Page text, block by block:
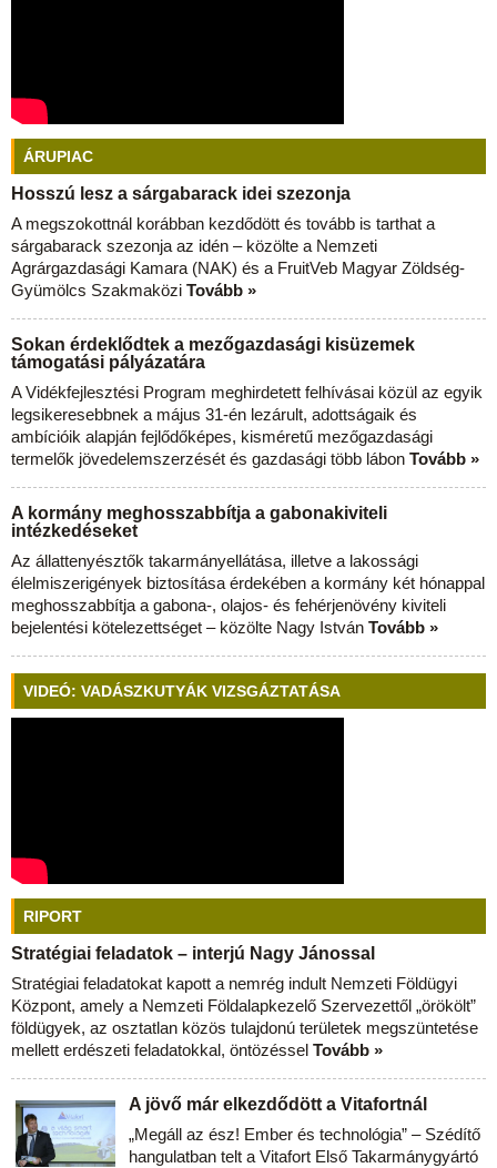
ÁRUPIAC
Hosszú lesz a sárgabarack idei szezonja
A megszokottnál korábban kezdődött és tovább is tarthat a
sárgabarack szezonja az idén – közölte a Nemzeti
Agrárgazdasági Kamara (NAK) és a FruitVeb Magyar Zöldség-
Gyümölcs Szakmaközi Tovább »
Sokan érdeklődtek a mezőgazdasági kisüzemek
támogatási pályázatára
A Vidékfejlesztési Program meghirdetett felhívásai közül az egyik
legsikeresebbnek a május 31-én lezárult, adottságaik és
ambícióik alapján fejlődőképes, kisméretű mezőgazdasági
termelők jövedelemszerzését és gazdasági több lábon Tovább »
A kormány meghosszabbítja a gabonakiviteli
intézkedéseket
Az állattenyésztők takarmányellátása, illetve a lakossági
élelmiszerigények biztosítása érdekében a kormány két hónappal
meghosszabbítja a gabona-, olajos- és fehérjenövény kiviteli
bejelentési kötelezettséget – közölte Nagy István Tovább »
VIDEÓ: VADÁSZKUTYÁK VIZSGÁZTATÁSA
RIPORT
Stratégiai feladatok – interjú Nagy Jánossal
Stratégiai feladatokat kapott a nemrég indult Nemzeti Földügyi
Központ, amely a Nemzeti Földalapkezelő Szervezettől „örökölt”
földügyek, az osztatlan közös tulajdonú területek megszüntetése
mellett erdészeti feladatokkal, öntözéssel Tovább »
A jövő már elkezdődött a Vitafortnál
„Megáll az ész! Ember és technológia” – Szédítő
hangulatban telt a Vitafort Első Takarmánygyártó